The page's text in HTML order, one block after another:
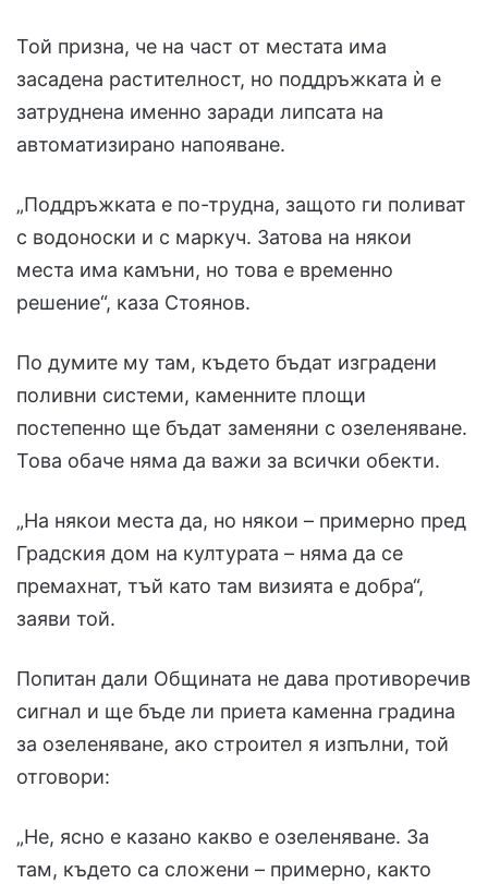
Той призна, че на част от местата има
засадена растителност, но поддръжката ѝ е
затруднена именно заради липсата на
автоматизирано напояване.
„Поддръжката е по-трудна, защото ги поливат
с водоноски и с маркуч. Затова на някои
места има камъни, но това е временно
решение“, каза Стоянов.
По думите му там, където бъдат изградени
поливни системи, каменните площи
постепенно ще бъдат заменяни с озеленяване.
Това обаче няма да важи за всички обекти.
„На някои места да, но някои – примерно пред
Градския дом на културата – няма да се
премахнат, тъй като там визията е добра“,
заяви той.
Попитан дали Общината не дава противоречив
сигнал и ще бъде ли приета каменна градина
за озеленяване, ако строител я изпълни, той
отговори:
„Не, ясно е казано какво е озеленяване. За
там, където са сложени – примерно, както